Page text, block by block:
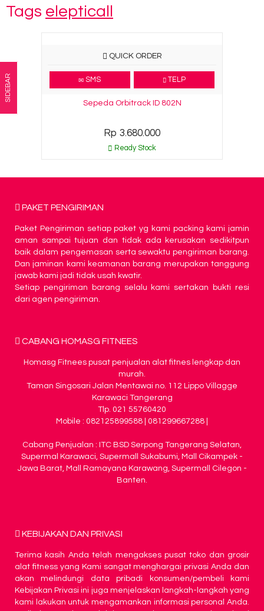
Tags elepticall
QUICK ORDER
SMS TELP
Sepeda Orbitrack ID 802N
Rp 3.680.000
Ready Stock
PAKET PENGIRIMAN
Paket Pengiriman setiap paket yg kami packing kami jamin
aman sampai tujuan dan tidak ada kerusakan sedikitpun
baik dalam pengemasan serta sewaktu pengiriman barang.
Dan jaminan kami keamanan barang merupakan tanggung
jawab kami jadi tidak usah kwatir.
Setiap pengiriman barang selalu kami sertakan bukti resi
dari agen pengiriman.
CABANG HOMASG FITNEES
Homasg Fitnees pusat penjualan alat fitnes lengkap dan
murah.
Taman Singosari Jalan Mentawai no. 112 Lippo Villagge
Karawaci Tangerang
Tlp. 021 55760420
Mobile : 082125899588 | 081299667288 |
Cabang Penjualan : ITC BSD Serpong Tangerang Selatan,
Supermal Karawaci, Supermall Sukabumi, Mall Cikampek -
Jawa Barat, Mall Ramayana Karawang, Supermall Cilegon -
Banten.
KEBIJAKAN DAN PRIVASI
Terima kasih Anda telah mengakses pusat toko dan grosir
alat fitness yang Kami sangat menghargai privasi Anda dan
akan melindungi data pribadi konsumen/pembeli kami
Kebijakan Privasi ini juga menjelaskan langkah-langkah yang
kami lakukan untuk mengamankan informasi personal Anda.
SIDEBAR